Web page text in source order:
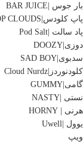
بار جوس |BAR JUICE
پاپ کلودس|POP CLOUDS
پاد سالت |Pod Salt
دوزی|DOOZY
سدبوی|SAD BOY
کلودنوردز|Cloud Nurdz
گامی|GUMMY
نستی |NASTY
هرنی | HORNY
یوول |Uwell
ویپ